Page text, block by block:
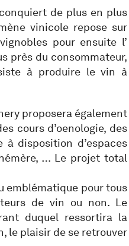
de plus en plus
vinicole repose sur
pour ensuite l’
près du consommateur,
à produire le vin à
proposera également
cours d’oenologie, des
disposition d’espaces
… Le projet total
emblématique pour tous
de vin ou non. Le
duquel ressortira la
le plaisir de se retrouver